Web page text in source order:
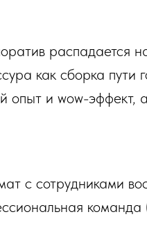
распадается
как сборка пути
опыт и wow-эффект,
с сотрудниками